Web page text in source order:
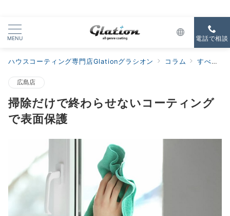
MENU 電話で相談
ハウスコーティング専門店Glationグラシオン コラム すべての新着
広島店
掃除だけで終わらせないコーティング
で表面保護